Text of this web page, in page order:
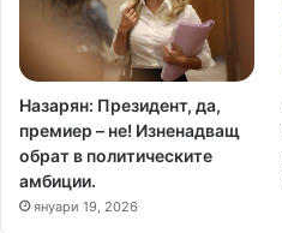
Назарян: Президент, да,
премиер – не! Изненадващ
обрат в политическите
амбиции.
януари 19, 2026